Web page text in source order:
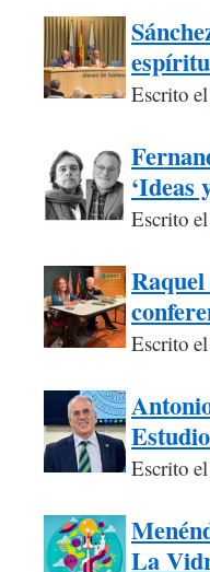
Escrito el
‘Ideas
Escrito el
Escrito el
Escrito el
La